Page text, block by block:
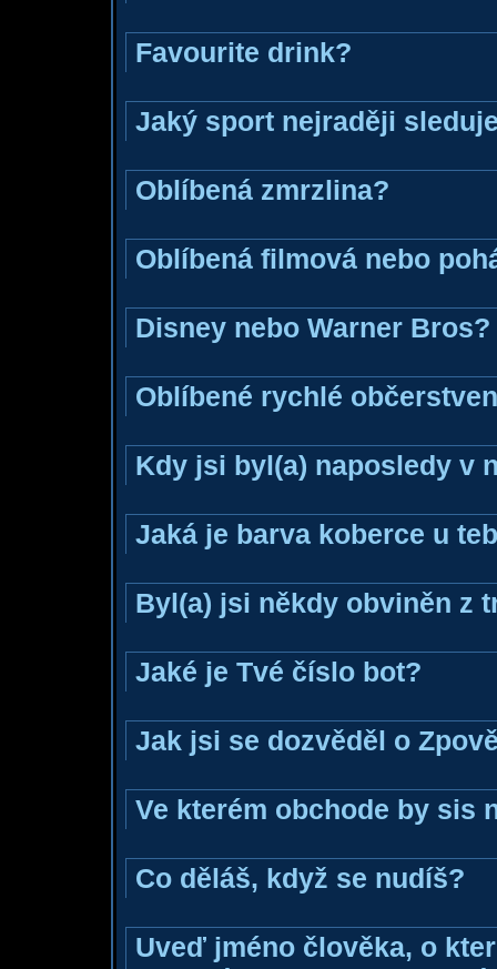
Favourite drink?
Jaký sport nejraději
Oblíbená zmrzlina?
Oblíbená filmová nebo
Disney nebo Warner Bros?
Oblíbené rychlé
Kdy jsi byl(a) naposledy v
Jaká je barva koberce u
Byl(a) jsi někdy obviněn z
Jaké je Tvé číslo bot?
Jak jsi se dozvěděl o
Ve kterém obchode by sis
Co děláš, když se nudíš?
Uveď jméno člověka, o